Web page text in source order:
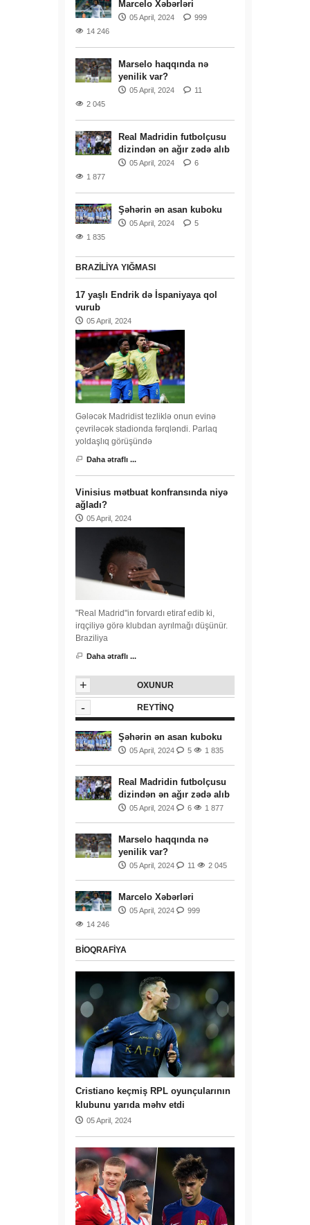
Marcelo Xəbərləri
05 April, 2024
999
14 246
Marselo haqqında nə
yenilik var?
05 April, 2024
11
2 045
Real Madridin futbolçusu
dizindən ən ağır zədə alıb
05 April, 2024
6
1 877
Şəhərin ən asan kuboku
05 April, 2024
5
1 835
BRAZILIYA YIĞMASI
17 yaşlı Endrik də İspaniyaya qol
vurub
05 April, 2024
Gələcək Madridist tezliklə onun evinə
çevriləcək stadionda fərqləndi. Parlaq
yoldaşlıq görüşündə
Daha ətraflı ...
Vinisius mətbuat konfransında niyə
ağladı?
05 April, 2024
"Real Madrid"in forvardı etiraf edib ki,
irqçiliyə görə klubdan ayrılmağı düşünür.
Braziliya
Daha ətraflı ...
OXUNUR
+
REYTINQ
-
Şəhərin ən asan kuboku
05 April, 2024 5 1 835
Real Madridin futbolçusu
dizindən ən ağır zədə alıb
05 April, 2024 6 1 877
Marselo haqqında nə
yenilik var?
05 April, 2024 11 2 045
Marcelo Xəbərləri
05 April, 2024
999
14 246
BIOQRAFIYA
Cristiano keçmiş RPL oyunçularının
klubunu yarıda məhv etdi
05 April, 2024